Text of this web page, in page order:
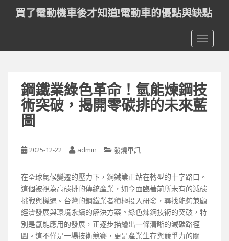
t
買了電動機車後才知道!電動車的優點與缺點
鋼鐵業綠色革命！氫能煉鋼技
術突破，揭開零碳排的未來藍
圖
2025-12-22 admin 發燒車訊
在全球氣候變遷的壓力下，鋼鐵業正站在轉型的十字路口。
這個被視為高碳排的傳統產業，如今面臨著前所未有的減碳
挑戰與機遇。台灣的鋼鐵業者積極投入研發，尋找能夠兼顧
經濟發展與環境永續的解決方案。綠色煉鋼技術的突破，特
別是氫能應用的發展，正逐步描繪出一條清晰的減碳路徑
圖。這不僅是一場技術競賽，更是產業生存與競爭力的關